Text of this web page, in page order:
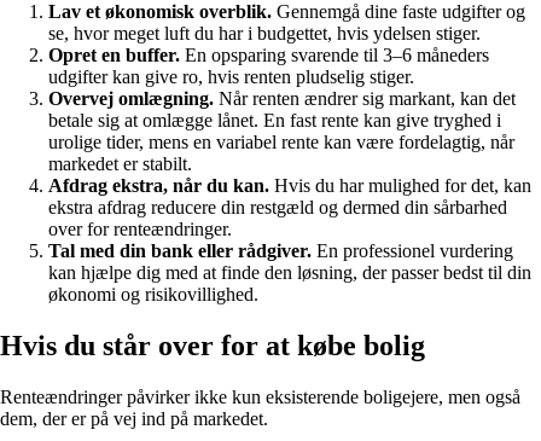
Lav et økonomisk overblik. Gennemgå dine faste udgifter og
se, hvor meget luft du har i budgettet, hvis ydelsen stiger.
Opret en buffer. En opsparing svarende til 3–6 måneders
udgifter kan give ro, hvis renten pludselig stiger.
Overvej omlægning. Når renten ændrer sig markant, kan det
betale sig at omlægge lånet. En fast rente kan give tryghed i
urolige tider, mens en variabel rente kan være fordelagtig, når
markedet er stabilt.
Afdrag ekstra, når du kan. Hvis du har mulighed for det, kan
ekstra afdrag reducere din restgæld og dermed din sårbarhed
over for renteændringer.
Tal med din bank eller rådgiver. En professionel vurdering
kan hjælpe dig med at finde den løsning, der passer bedst til din
økonomi og risikovillighed.
Hvis du står over for at købe bolig
Renteændringer påvirker ikke kun eksisterende boligejere, men også
dem, der er på vej ind på markedet.